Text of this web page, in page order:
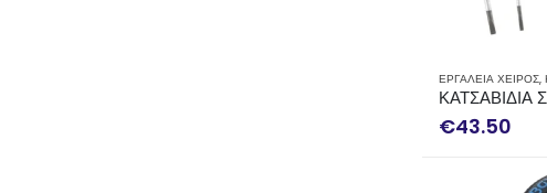
ΕΡΓΑΛΕΙΑ ΧΕΙΡΟΣ,
ΚΑΤΣΑΒΙΔΙΑ
€43.50